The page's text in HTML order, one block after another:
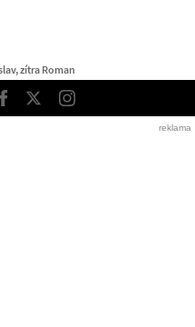
zítra Roman
TwitterInstagram